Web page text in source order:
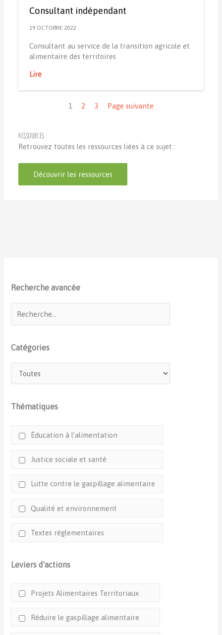
Consultant indépendant
19 OCTOBRE 2022
Consultant au service de la transition agricole et
alimentaire des territoires
Lire
1
2 3 Page suivante
Ressources
Retrouvez toutes les ressources liées à ce sujet :
Découvrir les ressources
Recherche avancée
Catégories
Thématiques
Éducation à l’alimentation
Justice sociale et santé
Lutte contre le gaspillage alimentaire
Qualité et environnement
Textes réglementaires
Leviers d'actions
Projets Alimentaires Territoriaux
Réduire le gaspillage alimentaire